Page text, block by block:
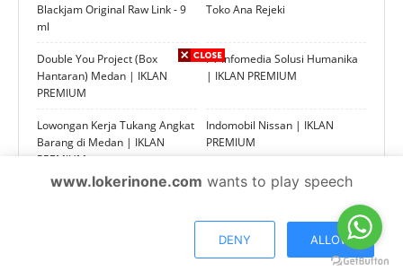
Blackjam Original Raw Link - 9
ml
Toko Ana Rejeki
Double You Project (Box
Hantaran) Medan | IKLAN
PREMIUM
PT Infomedia Solusi Humanika
| IKLAN PREMIUM
Lowongan Kerja Tukang Angkat
Barang di Medan | IKLAN
PREMIUM
Indomobil Nissan | IKLAN
PREMIUM
PT Danamas Insan Kreasi
SSI (Safeguarding Solutions
IKLAN PREMIUM JOIN &
www.lokerinone.com wants to play speech
DENY ALLOW